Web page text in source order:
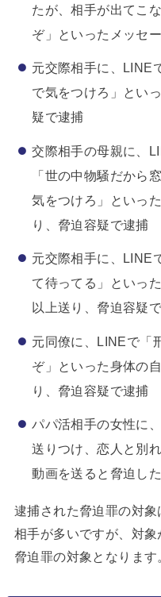
たが、相手が出てこ
ぞ」といったメッセ
元交際相手に、LINE
で気をつけろ」とい
疑で逮捕
交際相手の母親に、
「世の中物騒だから
気をつけろ」といっ
り、脅迫容疑で逮捕
元交際相手に、LINE
て待ってる」といっ
以上送り、脅迫容疑
元同僚に、LINEで「
ぞ」といった身体の
り、脅迫容疑で逮捕
パパ活相手の女性に
送りつけ、恋人と別
動画を送ると脅迫し
逮捕された脅迫罪の対
相手が多いですが、対
脅迫罪の対象となります